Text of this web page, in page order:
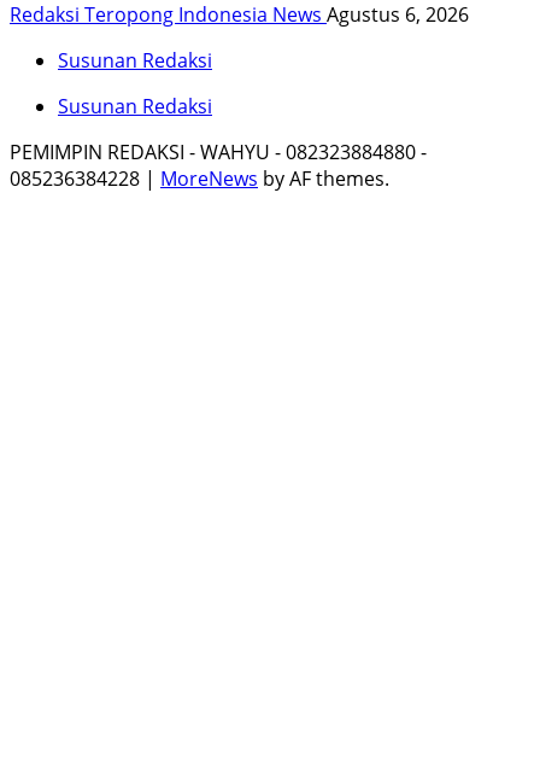
Redaksi Teropong Indonesia News Agustus 6, 2026
Susunan Redaksi
Susunan Redaksi
PEMIMPIN REDAKSI - WAHYU - 082323884880 -
085236384228 | MoreNews by AF themes.